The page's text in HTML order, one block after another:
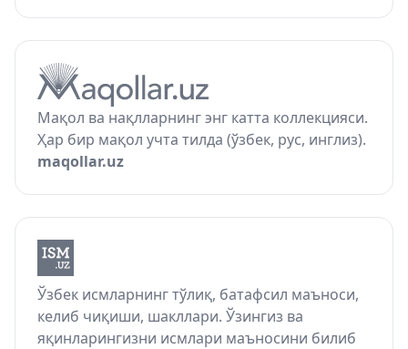
Мақол ва нақлларнинг энг катта коллекцияси.
Ҳар бир мақол учта тилда (ўзбек, рус, инглиз).
maqollar.uz
Ўзбек исмларнинг тўлиқ, батафсил маъноси,
келиб чиқиши, шакллари. Ўзингиз ва
яқинларингизни исмлари маъносини билиб